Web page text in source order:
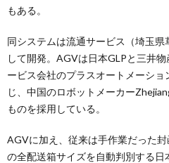
もある。
同システムは流通サービス（埼玉
して開発。AGVは日本GLPと三井
ービス会社のプラスオートメーシ
じ、中国のロボットメーカー
ものを採用している。
AGVに加え、従来は手作業だった
の全配送箱サイズを自動判別する